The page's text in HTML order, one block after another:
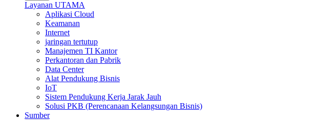
Layanan UTAMA
Aplikasi Cloud
Keamanan
Internet
jaringan tertutup
Manajemen TI Kantor
Perkantoran dan Pabrik
Data Center
Alat Pendukung Bisnis
IoT
Sistem Pendukung Kerja Jarak Jauh
Solusi PKB (Perencanaan Kelangsungan Bisnis)
Sumber